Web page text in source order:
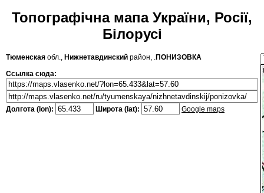
Топографічна мапа України, Росії,
Білорусі
Тюменская обл., Нижнетавдинский район, .ПОНИЗОВКА
Ссылка сюда:
Долгота (lon): Широта (lat): Google maps